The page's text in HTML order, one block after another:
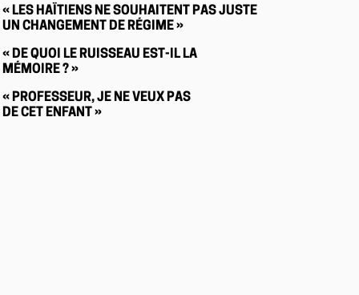
« LES HAÏTIENS NE SOUHAITENT PAS JUSTE
UN CHANGEMENT DE RÉGIME »
« DE QUOI LE RUISSEAU EST-IL LA
MÉMOIRE ? »
« PROFESSEUR, JE NE VEUX PAS
DE CET ENFANT »